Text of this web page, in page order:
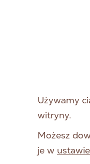
Używamy
witryny.
Możesz
je w